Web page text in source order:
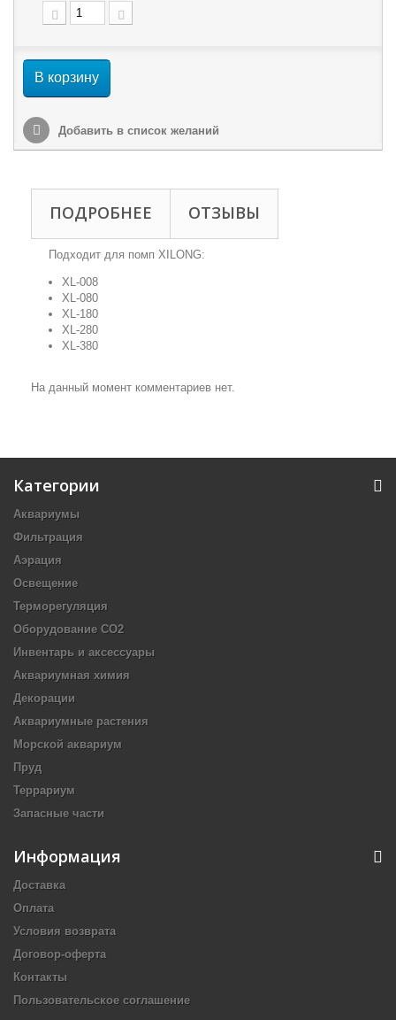
В корзину
Добавить в список желаний
ПОДРОБНЕЕ ОТЗЫВЫ
Подходит для помп XILONG:
XL-008
XL-080
XL-180
XL-280
XL-380
На данный момент комментариев нет.
Категории
Аквариумы
Фильтрация
Аэрация
Освещение
Терморегуляция
Оборудование CO2
Инвентарь и аксессуары
Аквариумная химия
Декорации
Аквариумные растения
Морской аквариум
Пруд
Террариум
Запасные части
Информация
Доставка
Оплата
Условия возврата
Договор-оферта
Контакты
Пользовательское соглашение